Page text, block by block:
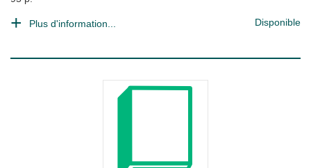
Plus d'information... Disponible